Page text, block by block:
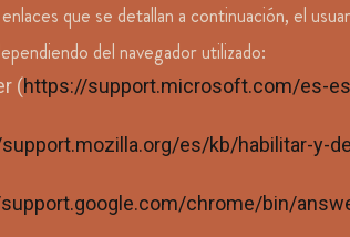
que se detallan a continuación, el
del navegador utilizado:
(https://support.microsoft.com/es-
es/kb/habilitar-y-
chrome/bin/